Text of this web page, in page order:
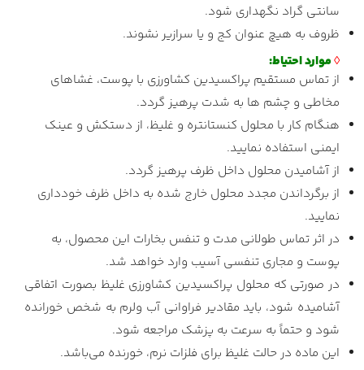
سانتی گراد نگهداری شود.
ظروف به هیچ عنوان کج و یا سرازیر نشوند.
◊موارد احتیاط:
از تماس مستقیم پراکسیدین کشاورزی با پوست، غشاهای
مخاطی و چشم ها به شدت پرهیز گردد.
هنگام کار با محلول کنستانتره و غلیظ، از دستکش و عینک
ایمنی استفاده نمایید.
از آشامیدن محلول داخل ظرف پرهیز گردد.
از برگرداندن مجدد محلول خارج شده به داخل ظرف خودداری
نمایید.
در اثر تماس طولانی مدت و تنفس بخارات این محصول، به
پوست و مجاری تنفسی آسیب وارد خواهد شد.
در صورتی که محلول پراکسیدین کشاورزی غلیظ بصورت اتفاقی
آشامیده شود، باید مقادیر فراوانی آب ولرم به شخص خورانده
شود و حتماً به سرعت به پزشک مراجعه شود.
این ماده در حالت غلیظ برای فلزات نرم، خورنده می‌باشد.